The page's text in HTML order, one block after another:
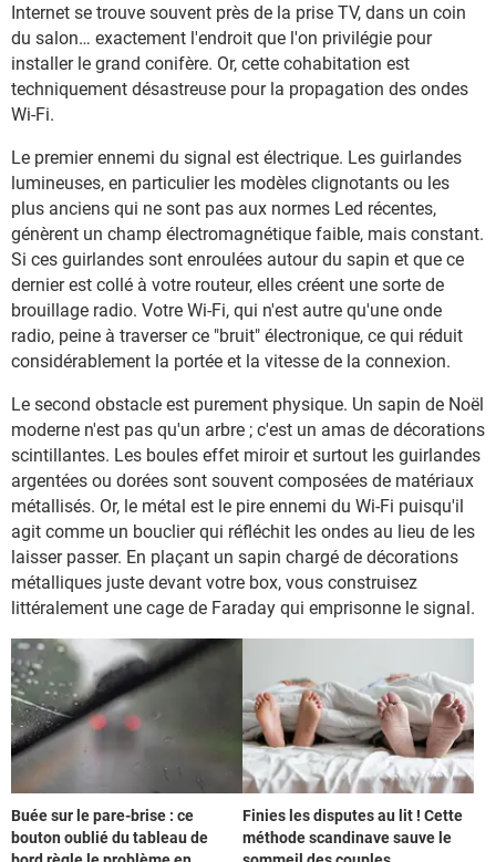
Internet se trouve souvent près de la prise TV, dans un coin
du salon… exactement l'endroit que l'on privilégie pour
installer le grand conifère. Or, cette cohabitation est
techniquement désastreuse pour la propagation des ondes
Wi-Fi.
Le premier ennemi du signal est électrique. Les guirlandes
lumineuses, en particulier les modèles clignotants ou les
plus anciens qui ne sont pas aux normes Led récentes,
génèrent un champ électromagnétique faible, mais constant.
Si ces guirlandes sont enroulées autour du sapin et que ce
dernier est collé à votre routeur, elles créent une sorte de
brouillage radio. Votre Wi-Fi, qui n'est autre qu'une onde
radio, peine à traverser ce "bruit" électronique, ce qui réduit
considérablement la portée et la vitesse de la connexion.
Le second obstacle est purement physique. Un sapin de Noël
moderne n'est pas qu'un arbre ; c'est un amas de décorations
scintillantes. Les boules effet miroir et surtout les guirlandes
argentées ou dorées sont souvent composées de matériaux
métallisés. Or, le métal est le pire ennemi du Wi-Fi puisqu'il
agit comme un bouclier qui réfléchit les ondes au lieu de les
laisser passer. En plaçant un sapin chargé de décorations
métalliques juste devant votre box, vous construisez
littéralement une cage de Faraday qui emprisonne le signal.
Buée sur le pare-brise : ce
bouton oublié du tableau de
Finies les disputes au lit ! Cette
méthode scandinave sauve le